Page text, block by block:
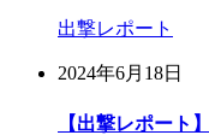
出撃レポート
2024年6月18日
【出撃レポート